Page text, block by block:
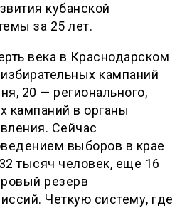
кубанской
за 25 лет.
века в Краснодарском
кампаний
20 — регионального,
кампаний в органы
Сейчас
выборов в крае
тысяч человек, еще 16
резерв
Четкую систему, где